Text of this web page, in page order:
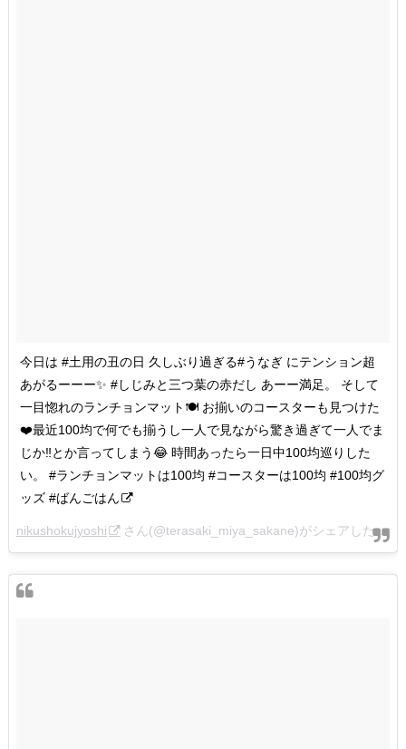
今日は #土用の丑の日 久しぶり過ぎる#うなぎ にテンション超
あがるーーー✨ #しじみと三つ葉の赤だし あーー満足。 そして
一目惚れのランチョンマット🍽 お揃いのコースターも見つけた
❤️最近100均で何でも揃うし一人で見ながら驚き過ぎて一人でま
じか‼️とか言ってしまう😂 時間あったら一日中100均巡りした
い。 #ランチョンマットは100均 #コースターは100均 #100均グ
ッズ #ばんごはん
nikushokujyoshi さん(@terasaki_miya_sakane)がシェアした投稿 –